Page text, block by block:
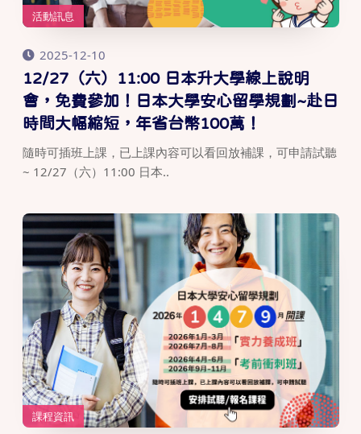
活動訊息
2025-12-10
12/27（六）11:00 日本升大學線上說明
會，免費參加！日本大學安心留學規劃~赴日
時間大幅縮短，年省台幣100萬！
隨時可插班上課，已上課內容可以看回放補課，可申請試聽
~ 12/27（六）11:00 日本..
課程資訊